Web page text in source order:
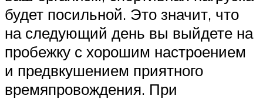
будет посильной. Это значит, что
на следующий день вы выйдете на
пробежку с хорошим настроением
и предвкушением приятного
времяпровождения. При